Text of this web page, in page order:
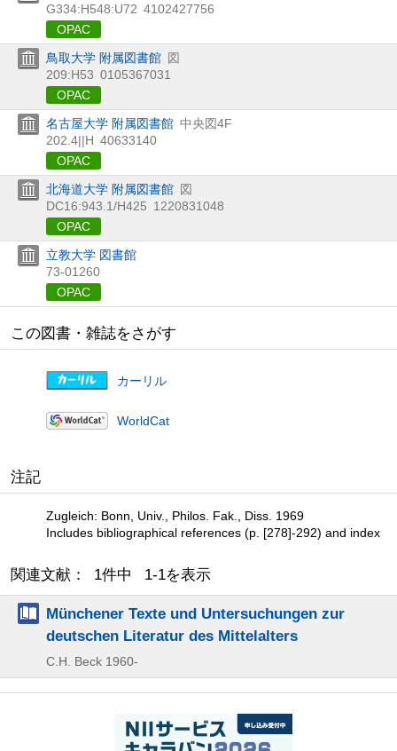
G334:H548:U72 4102427756
OPAC
鳥取大学 附属図書館 図
209:H53 0105367031
OPAC
名古屋大学 附属図書館 中央図4F
202.4||H 40633140
OPAC
北海道大学 附属図書館 図
DC16:943.1/H425 1220831048
OPAC
立教大学 図書館
73-01260
OPAC
この図書・雑誌をさがす
カーリル
WorldCat
注記
Zugleich: Bonn, Univ., Philos. Fak., Diss. 1969
Includes bibliographical references (p. [278]-292) and index
関連文献： 1件中 1-1を表示
Münchener Texte und Untersuchungen zur
deutschen Literatur des Mittelalters
C.H. Beck 1960-